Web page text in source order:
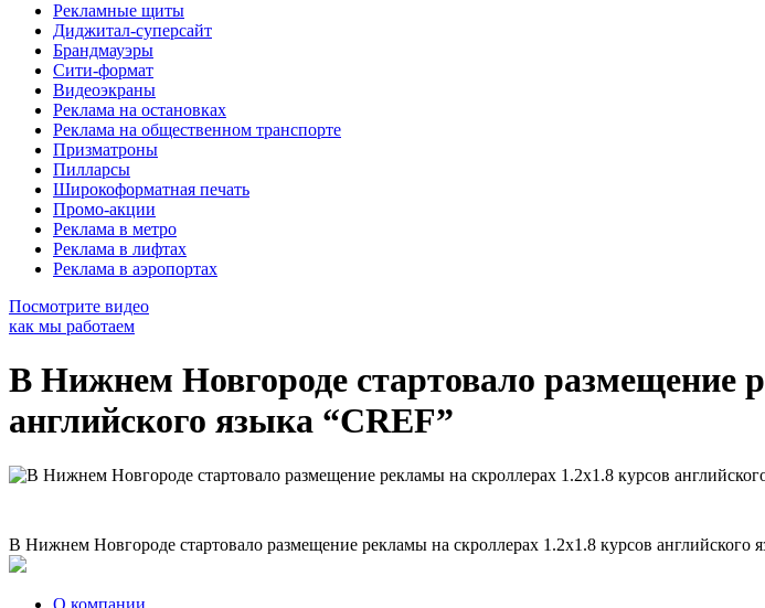
Рекламные щиты
Диджитал-суперсайт
Брандмауэры
Сити-формат
Видеоэкраны
Реклама на остановках
Реклама на общественном транспорте
Призматроны
Пилларсы
Широкоформатная печать
Промо-акции
Реклама в метро
Реклама в лифтах
Реклама в аэропортах
Посмотрите видео
как мы работаем
В Нижнем Новгороде стартовало размещение
английского языка “CREF”
В Нижнем Новгороде стартовало размещение рекламы на скроллерах 1.2х1.8 курсов английского
О компании